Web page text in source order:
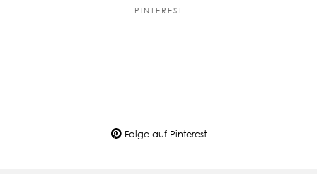
PINTEREST
Folge auf Pinterest